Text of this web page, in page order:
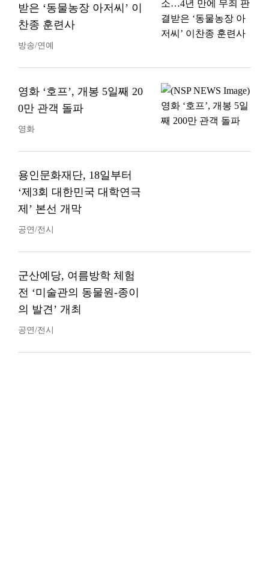
받은 ‘동물농장 아저씨’ 이
찬종 훈련사
방송/연예
영화 ‘호프’, 개봉 5일째 20
0만 관객 돌파
영화
용인문화재단, 18일부터
‘제3회 대한민국 대학연극
제’ 본선 개막
공연/전시
군산예당, 여름방학 체험
전 ‘미술관의 동물원-종이
의 발견’ 개최
공연/전시